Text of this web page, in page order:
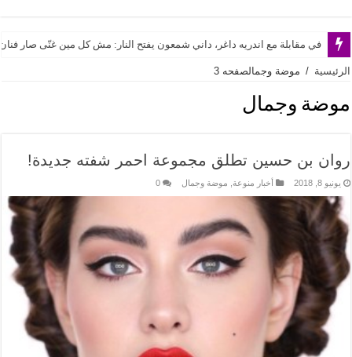
في مقابلة مع اندريه داغر، داني شمعون يفتح النار: مش كل مين غنّى صار
الرئيسية / موضة وجمالصفحه 3
موضة وجمال
روان بن حسين تطلق مجموعة احمر شفته جديدة!
يونيو 8, 2018 أخبار منوعة موضة وجمال 0